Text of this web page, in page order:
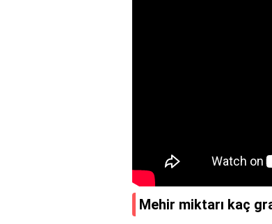
Mehir miktarı kaç